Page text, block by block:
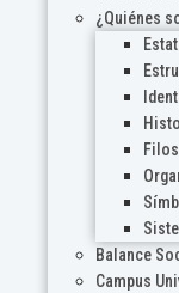
¿Quiénes
Balance
Campus